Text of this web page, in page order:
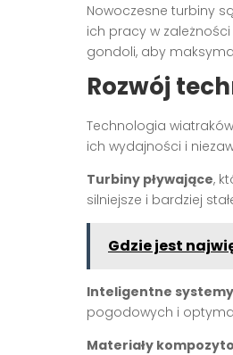
Nowoczesne turbiny
ich pracy w
gondoli, aby
Rozwój
Technologia
ich wydajności i
Turbiny pływające,
silniejsze i bardziej
Gdzie jest
Inteligentne
pogodowych i
Materiały